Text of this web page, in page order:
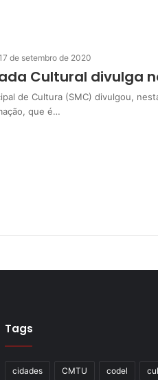
de setembro de 2020
Cultural divulga
de Cultura (SMC) divulgou,
que é…
Tags
cidades CMTU codel